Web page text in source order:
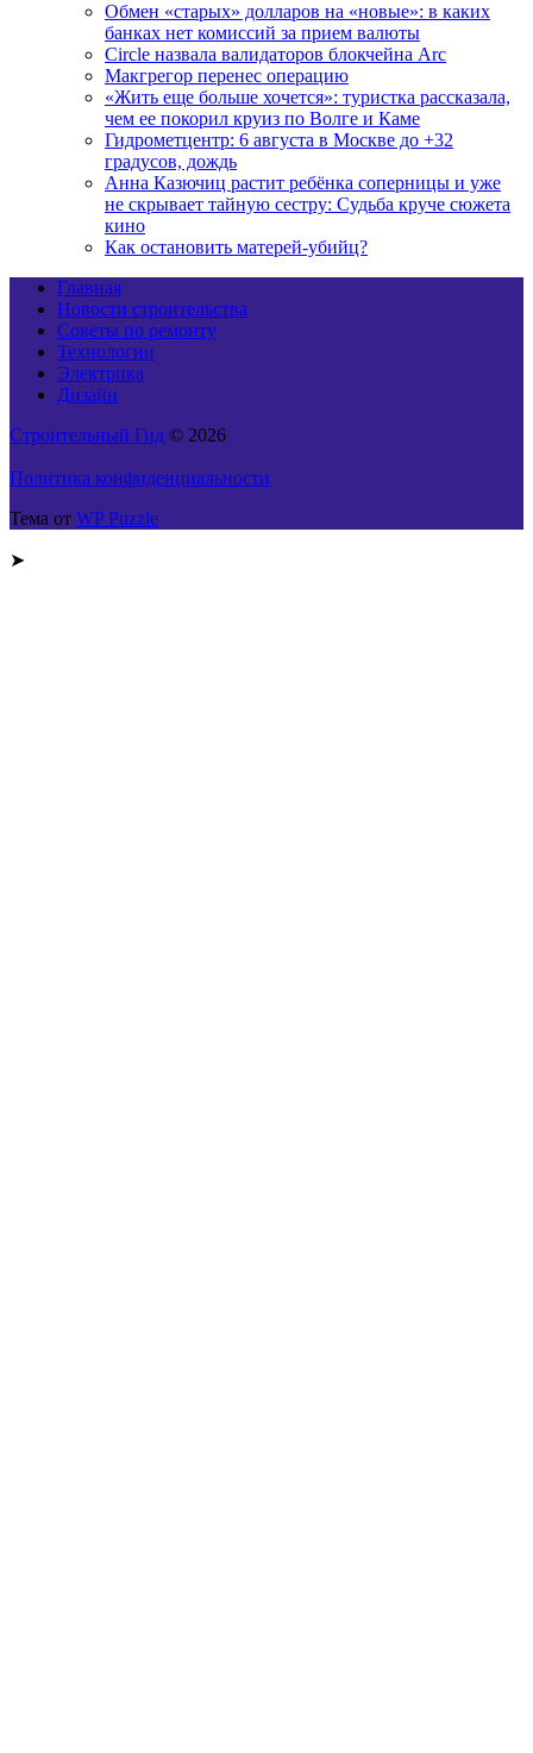
Обмен «старых» долларов на «новые»: в каких
банках нет комиссий за прием валюты
Circle назвала валидаторов блокчейна Arc
Макгрегор перенес операцию
«Жить еще больше хочется»: туристка рассказала,
чем ее покорил круиз по Волге и Каме
Гидрометцентр: 6 августа в Москве до +32
градусов, дождь
Анна Казючиц растит ребёнка соперницы и уже
не скрывает тайную сестру: Судьба круче сюжета
кино
Как остановить матерей-убийц?
Главная
Новости строительства
Советы по ремонту
Технологии
Электрика
Дизайн
Строительный Гид © 2026
Политика конфиденциальности
Тема от WP Puzzle
➤